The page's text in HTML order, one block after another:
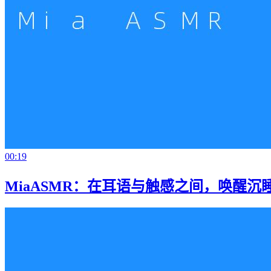
00:19
MiaASMR：在耳语与触感之间，唤醒沉